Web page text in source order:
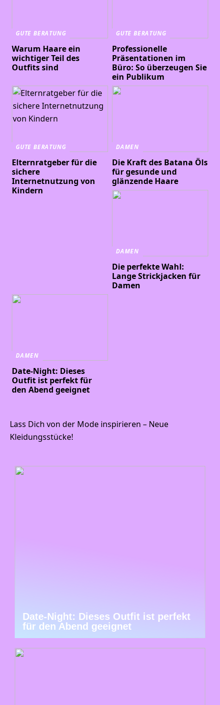
GUTE BERATUNG
Warum Haare ein
wichtiger Teil des
Outfits sind
GUTE BERATUNG
Professionelle
Präsentationen im
Büro: So überzeugen Sie
ein Publikum
GUTE BERATUNG
Elternratgeber für die
sichere
Internetnutzung von
Kindern
DAMEN
Die Kraft des Batana Öls
für gesunde und
glänzende Haare
DAMEN
Die perfekte Wahl:
Lange Strickjacken für
Damen
DAMEN
Date-Night: Dieses
Outfit ist perfekt für
den Abend geeignet
Lass Dich von der Mode inspirieren – Neue
Kleidungsstücke!
Date-Night: Dieses Outfit ist perfekt
für den Abend geeignet